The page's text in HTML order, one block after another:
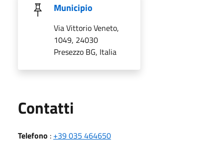
Municipio
Via Vittorio Veneto,
1049, 24030
Presezzo BG, Italia
Contatti
Telefono : +39 035 464650